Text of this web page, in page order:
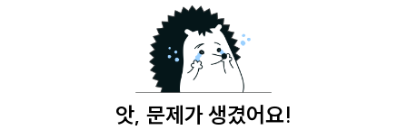
앗, 문제가 생겼어요!